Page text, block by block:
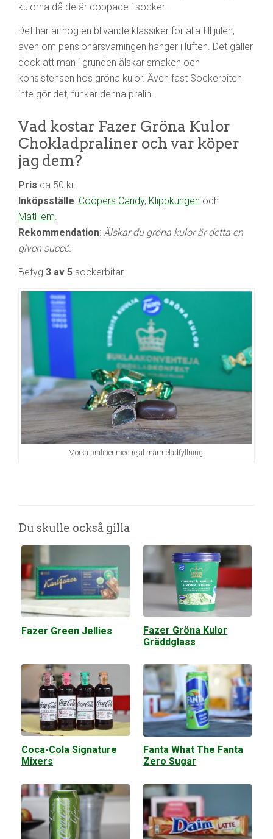
kulorna då de är doppade i socker.
Det här är nog en blivande klassiker för alla till julen,
även om pensionärsvarningen hänger i luften. Det gäller
dock att man i grunden älskar smaken och
konsistensen hos gröna kulor. Även fast Sockerbiten
inte gör det, funkar denna pralin.
Vad kostar Fazer Gröna Kulor
Chokladpraliner och var köper
jag dem?
Pris ca 50 kr.
Inköpsställe: Coopers Candy, Klippkungen och
MatHem
Rekommendation: Älskar du gröna kulor är detta en
given succé.
Betyg 3 av 5 sockerbitar.
Mörka praliner med rejäl marmeladfyllning.
Du skulle också gilla
Fazer Green Jellies
Fazer Gröna Kulor
Gräddglass
Coca-Cola Signature
Mixers
Fanta What The Fanta
Zero Sugar